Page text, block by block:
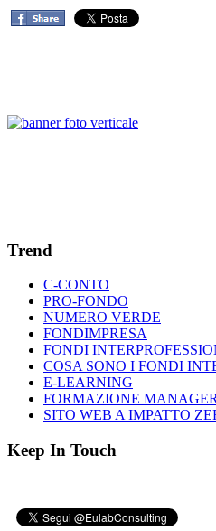
Trend
C-CONTO
PRO-FONDO
NUMERO VERDE
FONDIMPRESA
FONDI
COSA SONO I FONDI
E-LEARNING
FORMAZIONE
SITO WEB A IMPATTO
Keep In Touch